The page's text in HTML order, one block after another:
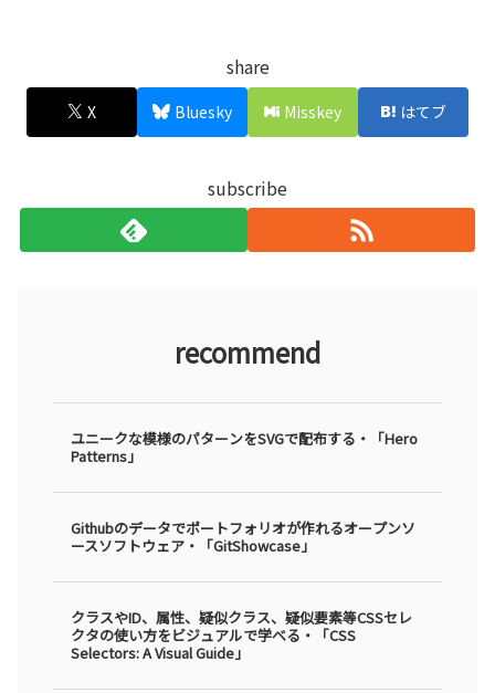
share
X Bluesky Misskey はてブ
subscribe
recommend
ユニークな模様のパターンをSVGで配布する・「Hero
Patterns」
Githubのデータでポートフォリオが作れるオープンソ
ースソフトウェア・「GitShowcase」
クラスやID、属性、疑似クラス、疑似要素等CSSセレ
クタの使い方をビジュアルで学べる・「CSS
Selectors: A Visual Guide」